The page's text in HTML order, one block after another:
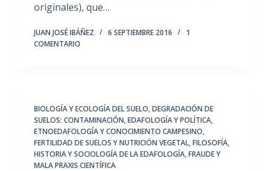
originales), que…
JUAN JOSÉ IBÁÑEZ 6 SEPTIEMBRE 2016
1
COMENTARIO
BIOLOGÍA Y ECOLOGÍA DEL SUELO,DEGRADACIÓN DE
SUELOS: CONTAMINACIÓN,EDAFOLOGÍA Y POLÍTICA,
ETNOEDAFOLOGÍA Y CONOCIMIENTO CAMPESINO,
FERTILIDAD DE SUELOS Y NUTRICIÓN VEGETAL,FILOSOFÍA,
HISTORIA Y SOCIOLOGÍA DE LA EDAFOLOGÍA,FRAUDE Y
MALA PRAXIS CIENTÍFICA